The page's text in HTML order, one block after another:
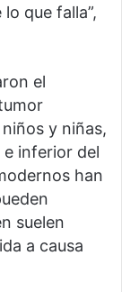
que falla”,
el
y niñas,
inferior del
han
suelen
a causa